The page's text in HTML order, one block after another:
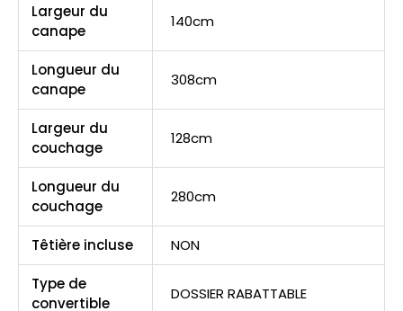
Largeur du
canape
140cm
Longueur du
canape
308cm
Largeur du
couchage
128cm
Longueur du
couchage
280cm
Têtière incluse NON
Type de
convertible
DOSSIER RABATTABLE